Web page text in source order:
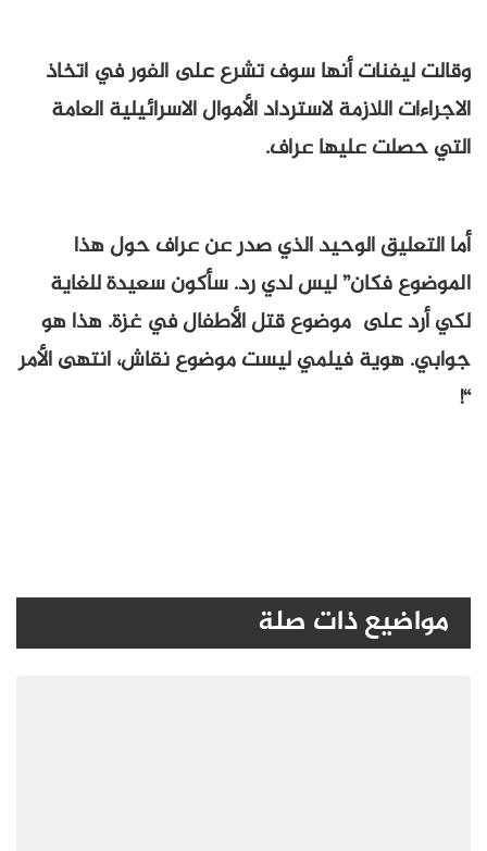
وقالت ليفنات أنها سوف تشرع على الفور في اتخاذ
الاجراءات اللازمة لاسترداد الأموال الاسرائيلية العامة
التي حصلت عليها عراف.
أما التعليق الوحيد الذي صدر عن عراف حول هذا
الموضوع فكان” ليس لدي رد. سأكون سعيدة للغاية
لكي أرد على موضوع قتل الأطفال في غزة. هذا هو
جوابي. هوية فيلمي ليست موضوع نقاش، انتهى الأمر
“!
مواضيع ذات صلة